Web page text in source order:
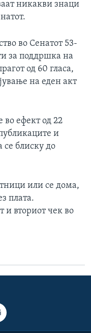
никакви знаци
во Сенатот 53-
за поддршка на
од 60 гласа,
на еден акт
ефект од 22
и
се блиску до
или се дома,
плата.
и вториот чек во